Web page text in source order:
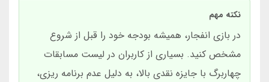
نکته مهم
در بازی انفجار، همیشه بودجه خود را قبل از شروع
مشخص کنید. بسیاری از کاربران در لیست مسابقات
چهاربرگ با جایزه نقدی بالا، به دلیل عدم برنامه ریزی،